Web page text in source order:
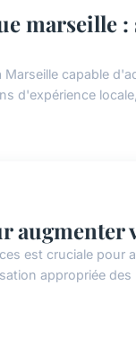
marseille
capable
d'expérience
augmenter
est cruciale pour
appropriée